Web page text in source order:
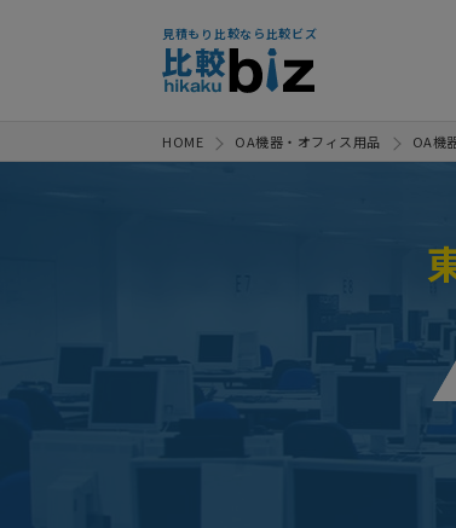
見積もり比較なら比較ビズ
HOME OA機器・オフィス用品 OA機
【レンタルオフィス
【配信先指定】調理
調理機器・什器・オ
【オフィスで使用す